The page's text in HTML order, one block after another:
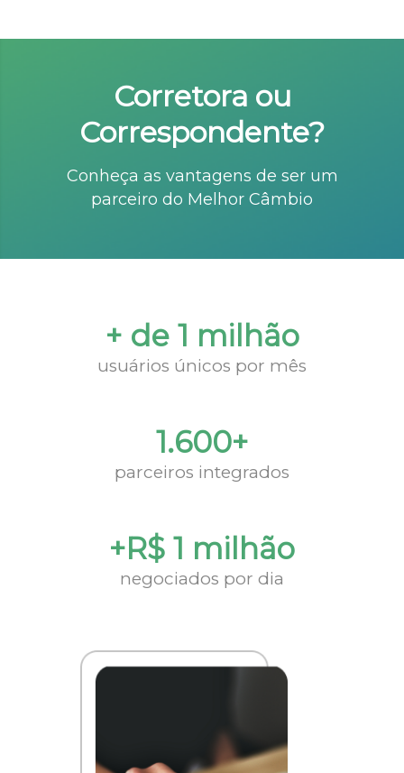
Corretora ou
Correspondente?
Conheça as vantagens de ser um
parceiro do Melhor Câmbio
+ de 1 milhão
usuários únicos por mês
1.600+
parceiros integrados
+R$ 1 milhão
negociados por dia